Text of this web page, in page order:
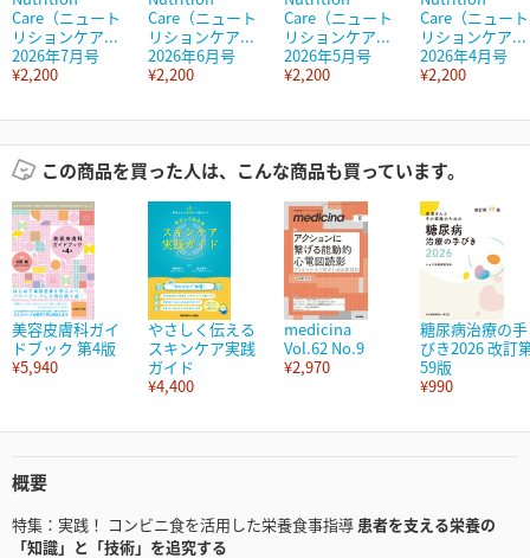
Care（ニュート
リションケア...
2026年7月号
¥2,200
Care（ニュート
リションケア...
2026年6月号
¥2,200
Care（ニュート
リションケア...
2026年5月号
¥2,200
Care（ニュート
リションケア...
2026年4月号
¥2,200
この商品を買った人は、こんな商品も買っています。
美容皮膚科ガイ
ドブック 第4版
¥5,940
やさしく伝える
スキンケア実践
ガイド
¥4,400
medicina
Vol.62 No.9
¥2,970
糖尿病治療の手
びき2026 改訂
59版
¥990
概要
特集：実践！ コンビニ食を活用した栄養食事指導 患者を支える栄養の
「知識」と「技術」を追究する